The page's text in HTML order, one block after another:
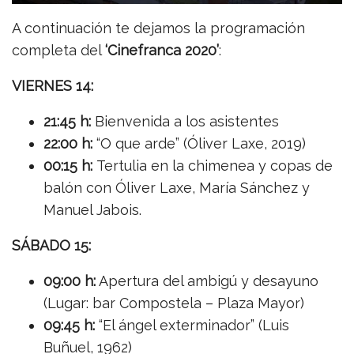
A continuación te dejamos la programación
completa del‘Cinefranca 2020’:
VIERNES 14:
21:45 h: Bienvenida a los asistentes
22:00 h: “O que arde” (Óliver Laxe, 2019)
00:15 h: Tertulia en la chimenea y copas de
balón con Óliver Laxe, María Sánchez y
Manuel Jabois.
SÁBADO 15:
09:00 h:Apertura del ambigú y desayuno
(Lugar: bar Compostela – Plaza Mayor)
09:45 h: “El ángel exterminador” (Luis
Buñuel, 1962)